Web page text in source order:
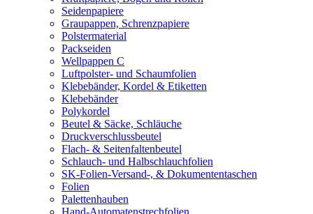
Seidenpapiere
Graupappen, Schrenzpapiere
Polstermaterial
Packseiden
Wellpappen C
Luftpolster- und Schaumfolien
Klebebänder, Kordel & Etiketten
Klebebänder
Polykordel
Beutel & Säcke, Schläuche
Druckverschlussbeutel
Flach- & Seitenfaltenbeutel
Schlauch- und Halbschlauchfolien
SK-Folien-Versand-, & Dokumententaschen
Folien
Palettenhauben